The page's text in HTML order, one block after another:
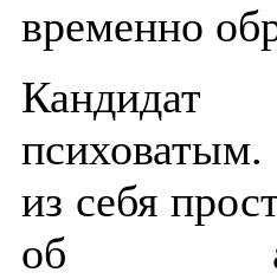
временно
Кандидат
из себя
об